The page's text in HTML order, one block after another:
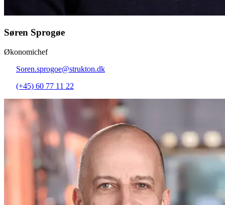
Søren Sprogøe
Økonomichef
Soren.sprogoe@strukton.dk
(+45) 60 77 11 22